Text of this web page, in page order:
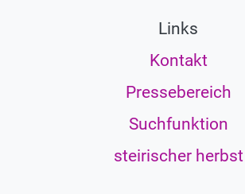
Links
Kontakt
Pressebereich
Suchfunktion
steirischer herbst